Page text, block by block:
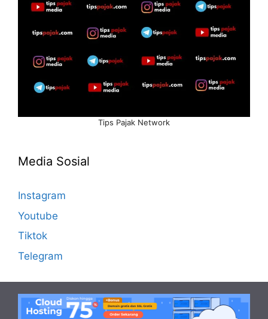
Tips Pajak Network
Media Sosial
Instagram
Youtube
Tiktok
Telegram